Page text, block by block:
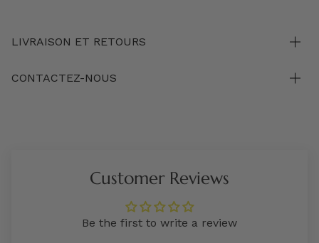
LIVRAISON ET RETOURS
CONTACTEZ-NOUS
Customer Reviews
Be the first to write a review